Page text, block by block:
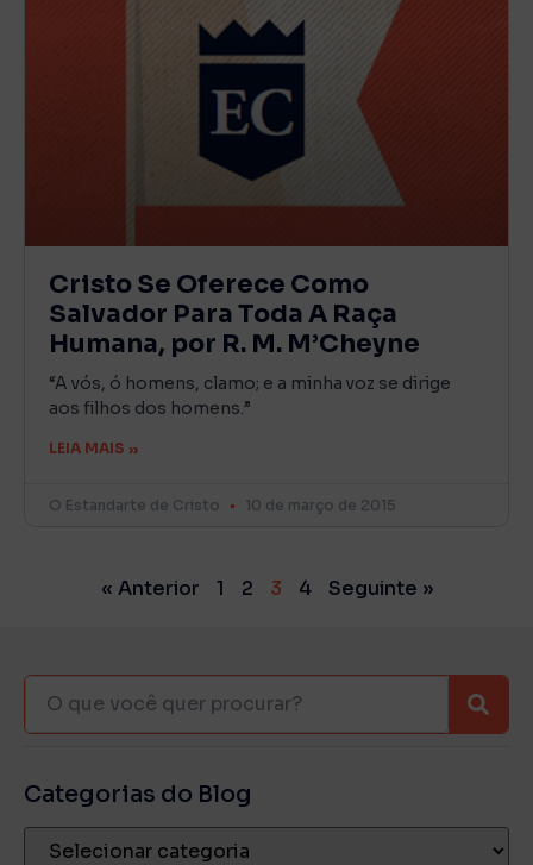
Cristo Se Oferece Como
Salvador Para Toda A Raça
Humana, por R. M. M’Cheyne
“A vós, ó homens, clamo; e a minha voz se dirige
aos filhos dos homens.”
LEIA MAIS »
O Estandarte de Cristo 10 de março de 2015
« Anterior 1 2 3 4 Seguinte »
Categorias do Blog